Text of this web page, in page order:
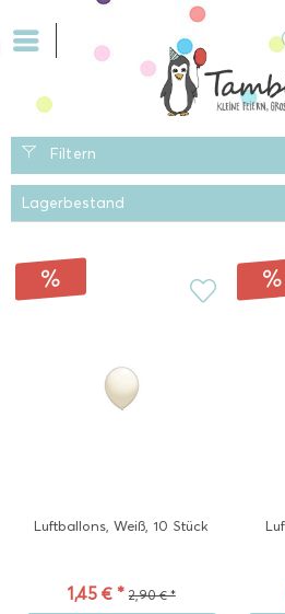
Filtern
Luftballons, Weiß, 10 Stück
1,45 € * 2,90 € *